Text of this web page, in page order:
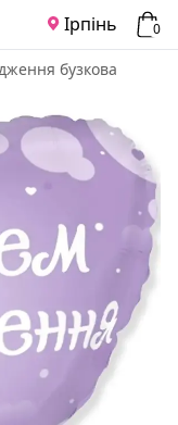
Ірпінь 0
бузкова